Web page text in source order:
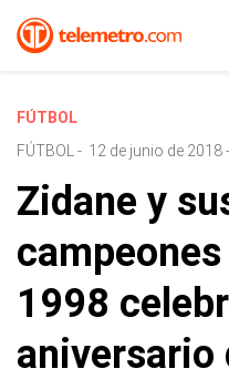
FÚTBOL
FÚTBOL
- 12 de junio de 2018
Zidane y
1998
aniversario